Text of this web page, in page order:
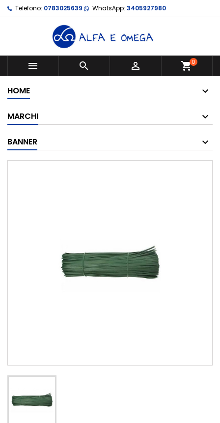
Telefono: 0783025639 WhatsApp: 3405927980
   shopping_cart0
HOME
MARCHI
BANNER